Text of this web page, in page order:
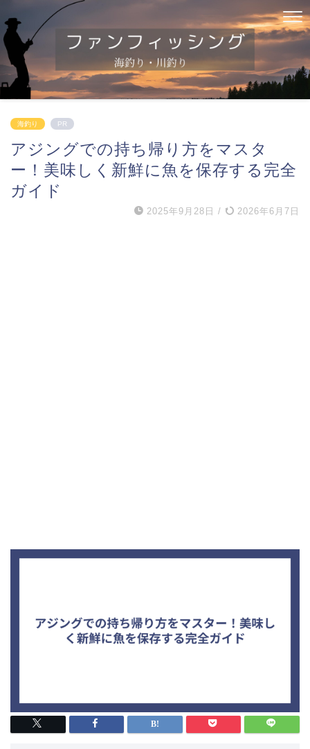
海釣り PR
アジングでの持ち帰り方をマスタ
ー！美味しく新鮮に魚を保存する完全
ガイド
2025年9月28日 / 2026年6月7日